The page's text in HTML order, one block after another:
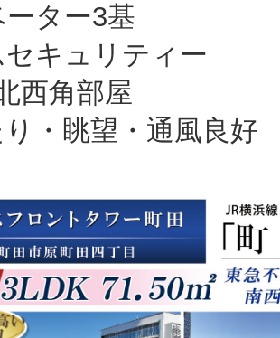
ター3基
キュリティー
西角部屋
・眺望・通風良好